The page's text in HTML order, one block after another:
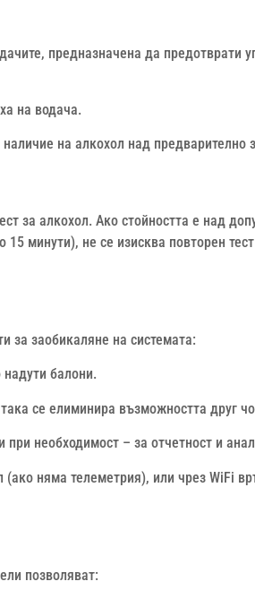
предназначена да предотврати
на водача.
на алкохол над предварително
за алкохол. Ако стойността е над
минути), не се изисква повторен
за заобикаляне на системата:
балони.
се елиминира възможността друг
необходимост – за отчетност и
(ако няма телеметрия), или чрез WiFi
позволяват: